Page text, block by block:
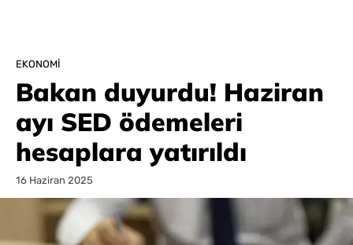
EKONOMI
Bakan duyurdu! Haziran
ayı SED ödemeleri
hesaplara yatırıldı
16 Haziran 2025